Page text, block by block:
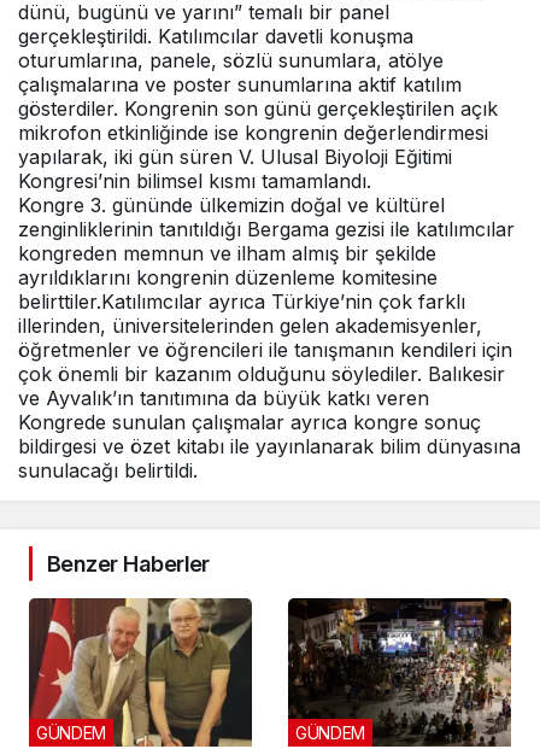
dünü, bugünü ve yarını” temalı bir panel
gerçekleştirildi. Katılımcılar davetli konuşma
oturumlarına, panele, sözlü sunumlara, atölye
çalışmalarına ve poster sunumlarına aktif katılım
gösterdiler. Kongrenin son günü gerçekleştirilen açık
mikrofon etkinliğinde ise kongrenin değerlendirmesi
yapılarak, iki gün süren V. Ulusal Biyoloji Eğitimi
Kongresi’nin bilimsel kısmı tamamlandı.
Kongre 3. gününde ülkemizin doğal ve kültürel
zenginliklerinin tanıtıldığı Bergama gezisi ile katılımcılar
kongreden memnun ve ilham almış bir şekilde
ayrıldıklarını kongrenin düzenleme komitesine
belirttiler.Katılımcılar ayrıca Türkiye’nin çok farklı
illerinden, üniversitelerinden gelen akademisyenler,
öğretmenler ve öğrencileri ile tanışmanın kendileri için
çok önemli bir kazanım olduğunu söylediler. Balıkesir
ve Ayvalık’ın tanıtımına da büyük katkı veren
Kongrede sunulan çalışmalar ayrıca kongre sonuç
bildirgesi ve özet kitabı ile yayınlanarak bilim dünyasına
sunulacağı belirtildi.
Benzer Haberler
GÜNDEM GÜNDEM